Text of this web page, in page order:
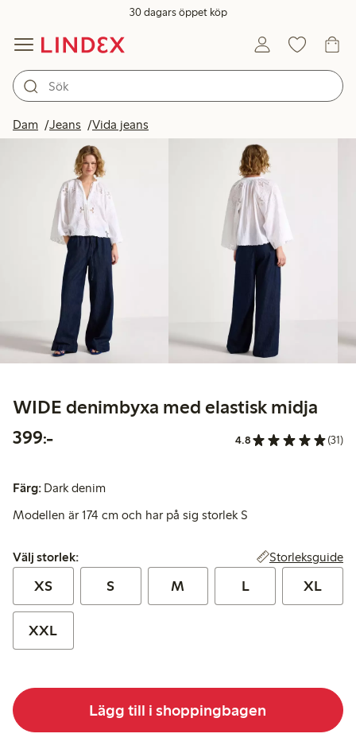
30 dagars öppet köp
Dam Jeans Vida jeans
WIDE denimbyxa med elastisk midja
399:-399,00 kr 4.8 (31)
Färg: Dark denim
Modellen är 174 cm och har på sig storlek S
Välj storlek:
Välj storlek: Storleksguide
XS S M L XL
XXL
Lägg till i shoppingbagen